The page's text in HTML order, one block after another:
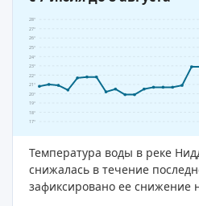
17°
18°
19°
20°
21°
22°
23°
24°
25°
26°
27°
28°
Температура воды в реке
снижалась в течение
зафиксировано ее снижение